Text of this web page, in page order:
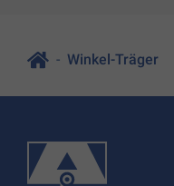
Winkel-Träger